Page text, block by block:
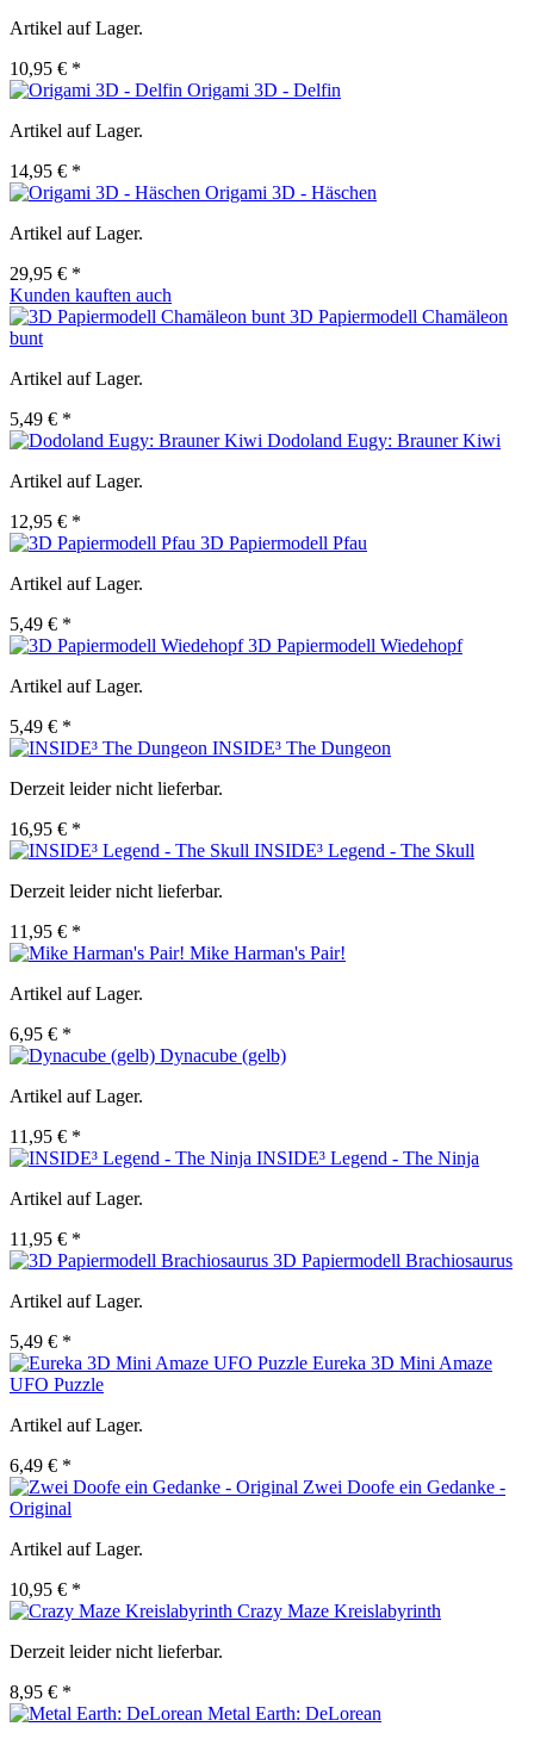
Artikel auf Lager.
10,95 € *
Origami 3D - Delfin
Artikel auf Lager.
14,95 € *
Origami 3D - Häschen
Artikel auf Lager.
29,95 € *
Kunden kauften auch
3D Papiermodell Chamäleon
bunt
Artikel auf Lager.
5,49 € *
Dodoland Eugy: Brauner Kiwi
Artikel auf Lager.
12,95 € *
3D Papiermodell Pfau
Artikel auf Lager.
5,49 € *
3D Papiermodell Wiedehopf
Artikel auf Lager.
5,49 € *
INSIDE³ The Dungeon
Derzeit leider nicht lieferbar.
16,95 € *
INSIDE³ Legend - The Skull
Derzeit leider nicht lieferbar.
11,95 € *
Mike Harman's Pair!
Artikel auf Lager.
6,95 € *
Dynacube (gelb)
Artikel auf Lager.
11,95 € *
INSIDE³ Legend - The Ninja
Artikel auf Lager.
11,95 € *
3D Papiermodell Brachiosaurus
Artikel auf Lager.
5,49 € *
Eureka 3D Mini Amaze
UFO Puzzle
Artikel auf Lager.
6,49 € *
Zwei Doofe ein Gedanke -
Original
Artikel auf Lager.
10,95 € *
Crazy Maze Kreislabyrinth
Derzeit leider nicht lieferbar.
8,95 € *
Metal Earth: DeLorean